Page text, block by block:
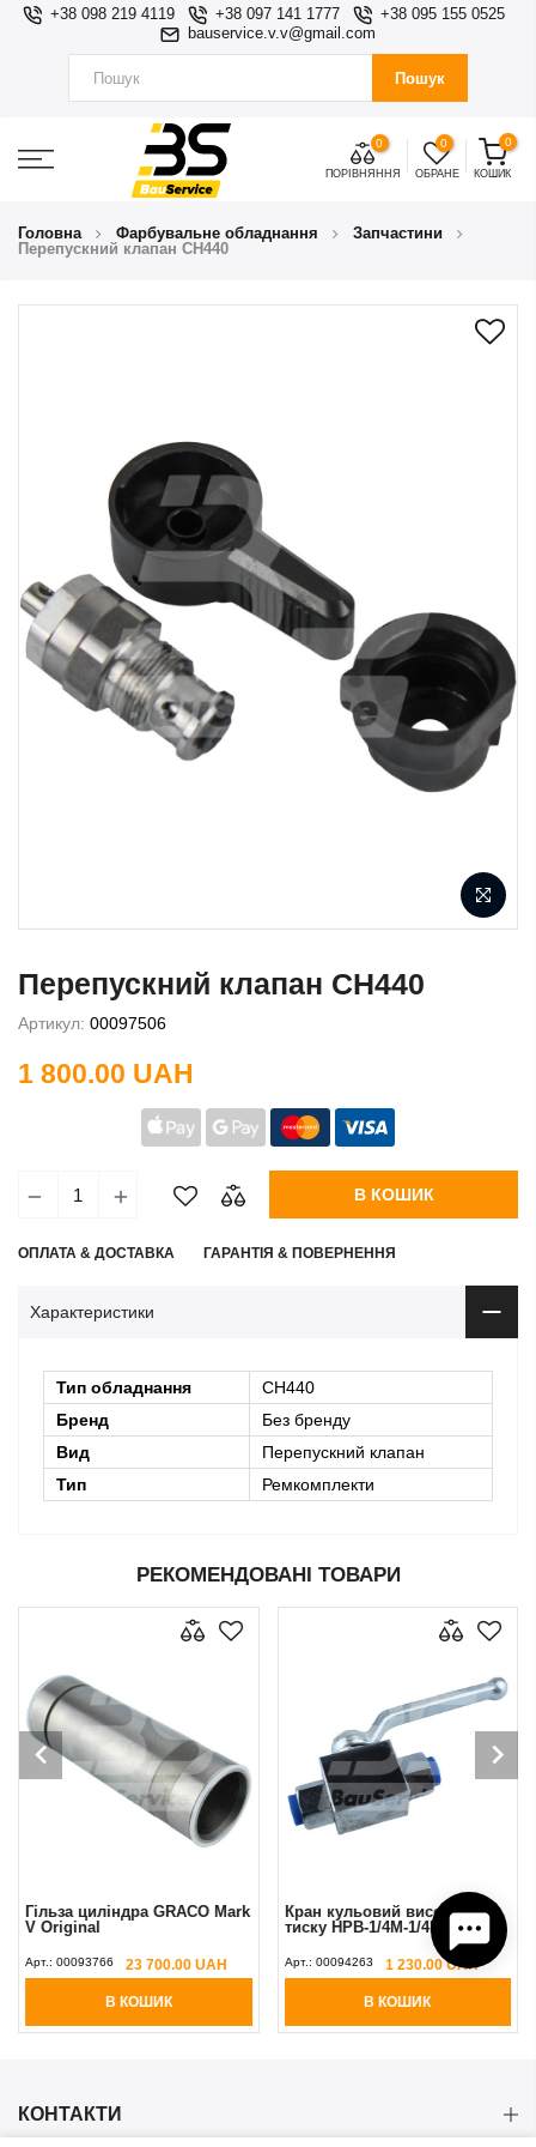
+38 098 219 4119 +38 097 141 1777
+38 095 155 0525
bauservice.v.v@gmail.com
Пошук
0
ПОРІВНЯННЯ
0
ОБРАНЕ
0
КОШИК
Головна Фарбувальне обладнання
Запчастини
Перепускний клапан CH440
Перепускний клапан CH440
Артикул: 00097506
1 800.00 UAH
В КОШИК
ОПЛАТА & ДОСТАВКА ГАРАНТІЯ & ПОВЕРНЕННЯ
Характеристики
Тип обладнання
CH440
Бренд
Без бренду
Вид
Перепускний клапан
Тип
Ремкомплекти
РЕКОМЕНДОВАНІ ТОВАРИ
Гільза циліндра GRACO Mark
V Original
Арт.: 00093766 23 700.00 UAH
В КОШИК
Кран кульовий високого
тиску HPB-1/4M-1/4M
Арт.: 00094263 1 230.00 UAH
В КОШИК
КОНТАКТИ